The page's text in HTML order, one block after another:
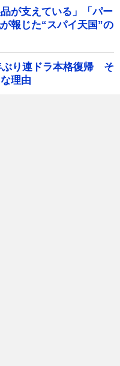
が支えている」「パー
報じた“スパイ天国”の
ぶり連ドラ本格復帰 そ
理由